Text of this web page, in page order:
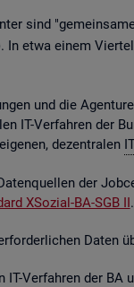
sind
In etwa einem
und die
IT-Ver­fah­ren der
de­zen­tra­len
der
XSo­zi­al-BA-SGB II.
Daten
IT-Ver­fah­ren der